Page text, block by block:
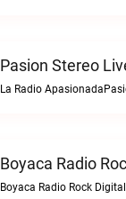
Pasion Stereo
La Radio
Boyaca Radio
Boyaca Radio Rock